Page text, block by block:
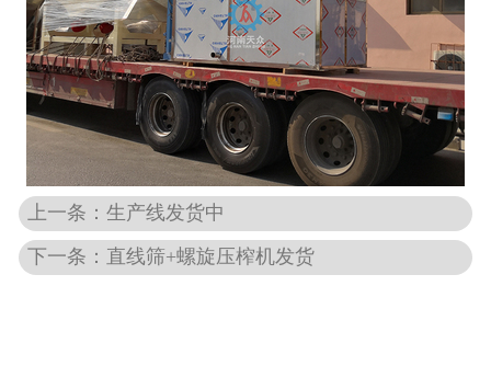
现场视频
联系我们
上一条：生产线发货中
下一条：直线筛+螺旋压榨机发货